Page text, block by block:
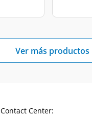
Ver más productos
Contact Center: